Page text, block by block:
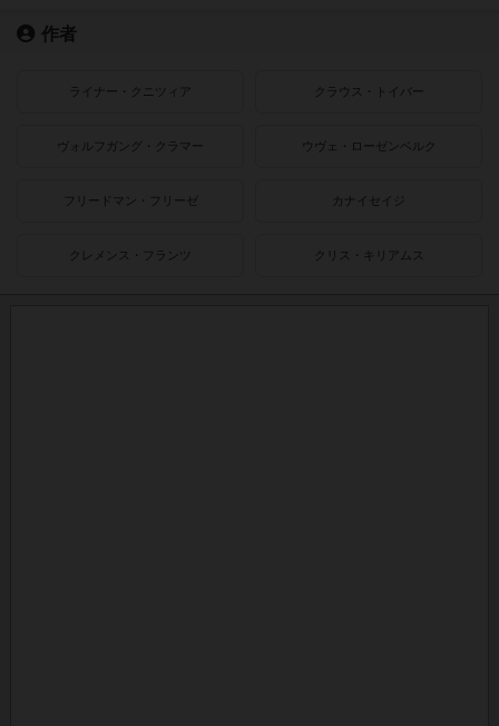
作者
ライナー・クニツィア クラウス・トイバー
ヴォルフガング・クラマー ウヴェ・ローゼンベルク
フリードマン・フリーゼ カナイセイジ
クレメンス・フランツ クリス・キリアムス